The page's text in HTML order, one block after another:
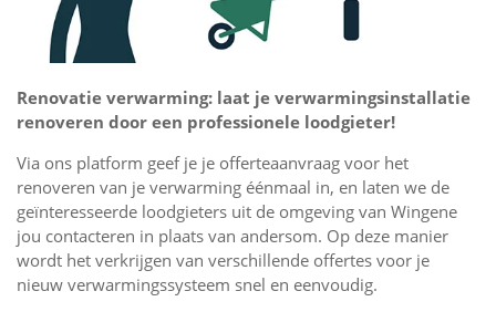
Renovatie verwarming: laat je verwarmingsinstallatie
renoveren door een professionele loodgieter!
Via ons platform geef je je offerteaanvraag voor het
renoveren van je verwarming éénmaal in, en laten we de
geïnteresseerde loodgieters uit de omgeving van Wingene
jou contacteren in plaats van andersom. Op deze manier
wordt het verkrijgen van verschillende offertes voor je
nieuw verwarmingssysteem snel en eenvoudig.